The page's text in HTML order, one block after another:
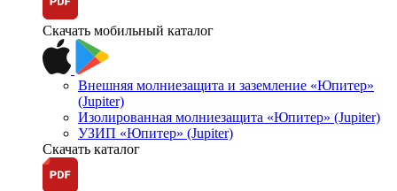
Скачать мобильный каталог
Внешняя молниезащита и заземление «Юпитер»
(Jupiter)
Изолированная молниезащита «Юпитер» (Jupiter)
УЗИП «Юпитер» (Jupiter)
Скачать каталог